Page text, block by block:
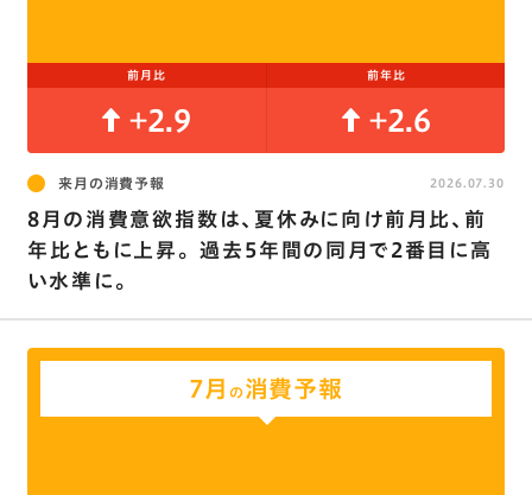
前月比 前年比
+2.9 +2.6
来月の消費予報
8月の消費意欲指数は､夏休みに向け前月比､前
年比ともに上昇。 過去5年間の同月で2番目に高
い水準に。
2026.07.30
7月 の消費予報